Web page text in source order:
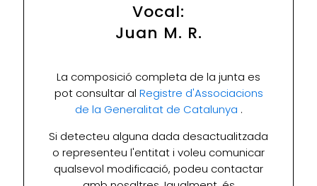
Vocal:
Juan M. R.
La composició completa de la junta es
pot consultar al Registre d'Associacions
de la Generalitat de Catalunya .
Si detecteu alguna dada desactualitzada
o representeu l'entitat i voleu comunicar
qualsevol modificació, podeu contactar